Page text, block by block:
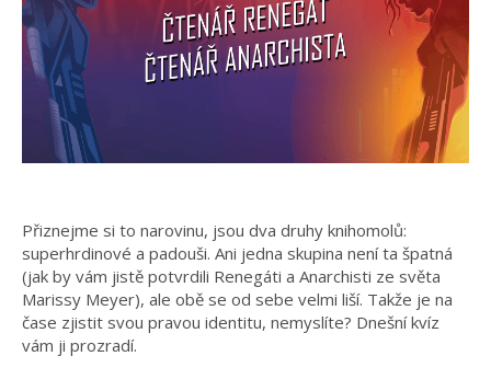
Přiznejme si to narovinu, jsou dva druhy knihomolů:
superhrdinové a padouši. Ani jedna skupina není ta špatná
(jak by vám jistě potvrdili Renegáti a Anarchisti ze světa
Marissy Meyer), ale obě se od sebe velmi liší. Takže je na
čase zjistit svou pravou identitu, nemyslíte? Dnešní kvíz
vám ji prozradí.